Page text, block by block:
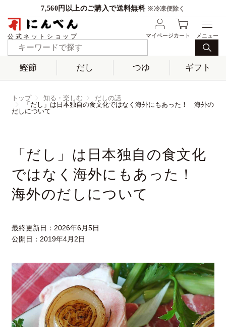
7,560円以上のご購入で送料無料 ※冷凍便除く
公式ネットショップ マイページカート
鰹節 だし つゆ ギフト
トップ 知る・楽しむ
だしの話
「だし」は日本独自の食文化ではなく海外にもあった！ 海外の
だしについて
「だし」は日本独自の食文化
ではなく海外にもあった！
海外のだしについて
最終更新日： 2026年6月5日
公開日： 2019年4月2日